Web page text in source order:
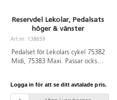
Reservdel Lekolar, Pedalsats
höger & vänster
Art.nr: 138659
Pedalset för Lekolars cykel 75382
Midi, 75383 Maxi. Passar också
75391 samt 75625 Medi, 75626
Maxi, 75640 trehjuling, 75636
Logga in för att se ditt avtalade pris.